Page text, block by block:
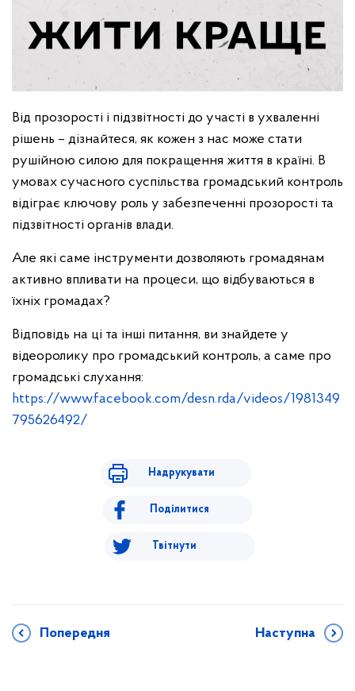
Від прозорості і підзвітності до участі в ухваленні
рішень – дізнайтеся, як кожен з нас може стати
рушійною силою для покращення життя в країні. В
умовах сучасного суспільства громадський контроль
відіграє ключову роль у забезпеченні прозорості та
підзвітності органів влади.
Але які саме інструменти дозволяють громадянам
активно впливати на процеси, що відбуваються в
їхніх громадах?
Відповідь на ці та інші питання, ви знайдете у
відеоролику про громадський контроль, а саме про
громадські слухання:
https://www.facebook.com/desn.rda/videos/1981349
795626492/
Надрукувати
Поділитися
Твітнути
Попередня Наступна